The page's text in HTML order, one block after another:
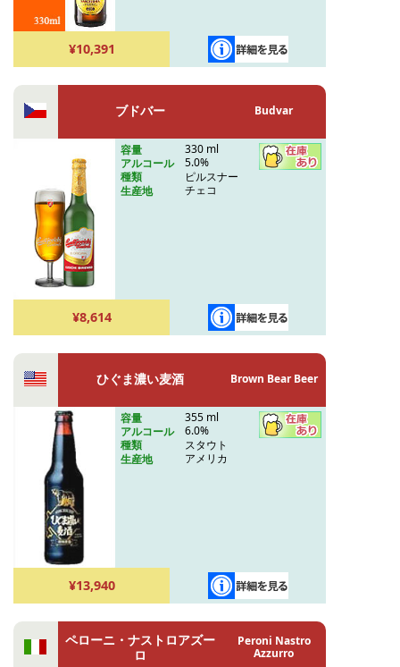
¥10,391
ブドバー Budvar
容量
330 ml
アルコール
5.0%
種類
ピルスナー
生産地
チェコ
¥8,614
ひぐま濃い麦酒 Brown Bear Beer
容量
355 ml
アルコール
6.0%
種類
スタウト
生産地
アメリカ
¥13,940
ペローニ・ナストロアズー
ロ
Peroni Nastro
Azzurro